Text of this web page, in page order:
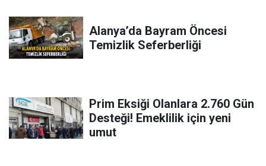
Alanya’da Bayram Öncesi
Temizlik Seferberliği
Prim Eksiği Olanlara 2.760 Gün
Desteği! Emeklilik için yeni
umut